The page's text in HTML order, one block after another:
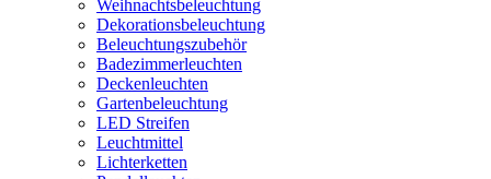
Weihnachtsbeleuchtung
Dekorationsbeleuchtung
Beleuchtungszubehör
Badezimmerleuchten
Deckenleuchten
Gartenbeleuchtung
LED Streifen
Leuchtmittel
Lichterketten